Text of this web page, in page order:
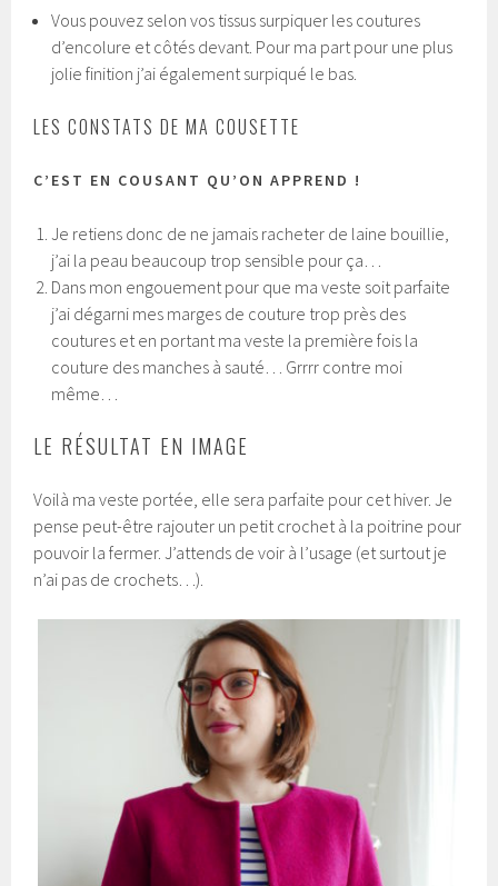
Vous pouvez selon vos tissus surpiquer les coutures
d’encolure et côtés devant. Pour ma part pour une plus
jolie finition j’ai également surpiqué le bas.
LES CONSTATS DE MA COUSETTE
C’EST EN COUSANT QU’ON APPREND !
Je retiens donc de ne jamais racheter de laine bouillie,
j’ai la peau beaucoup trop sensible pour ça…
Dans mon engouement pour que ma veste soit parfaite
j’ai dégarni mes marges de couture trop près des
coutures et en portant ma veste la première fois la
couture des manches à sauté… Grrrr contre moi
même…
LE RÉSULTAT EN IMAGE
Voilà ma veste portée, elle sera parfaite pour cet hiver. Je
pense peut-être rajouter un petit crochet à la poitrine pour
pouvoir la fermer. J’attends de voir à l’usage (et surtout je
n’ai pas de crochets…).